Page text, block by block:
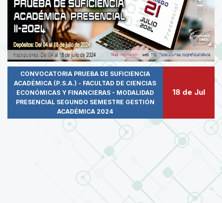
CONVOCATORIA PRUEBA DE SUFICIENCIA
ACADÉMICA (P.S.A.) - FACULTAD DE CIENCIAS
ECONÓMICAS Y FINANCIERAS - MODALIDAD
PRESENCIAL SEGUNDO SEMESTRE GESTIÓN
ACADÉMICA 2024
18 de Jul